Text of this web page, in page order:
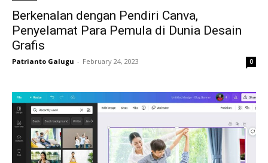
Berkenalan dengan Pendiri Canva,
Penyelamat Para Pemula di Dunia Desain
Grafis
Patrianto Galugu - February 24, 2023 0